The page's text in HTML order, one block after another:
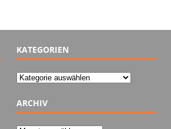
KATEGORIEN
Kategorien
ARCHIV